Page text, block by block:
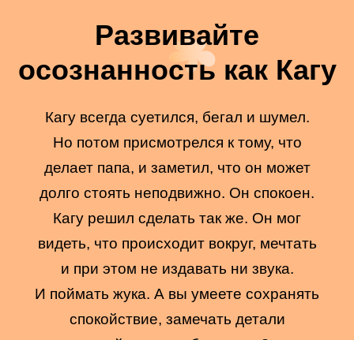
Развивайте
осознанность как Кагу
Кагу всегда суетился, бегал и шумел.
Но потом присмотрелся к тому, что
делает папа, и заметил, что он может
долго стоять неподвижно. Он спокоен.
Кагу решил сделать так же. Он мог
видеть, что происходит вокруг, мечтать
и при этом не издавать ни звука.
И поймать жука. А вы умеете сохранять
спокойствие, замечать детали